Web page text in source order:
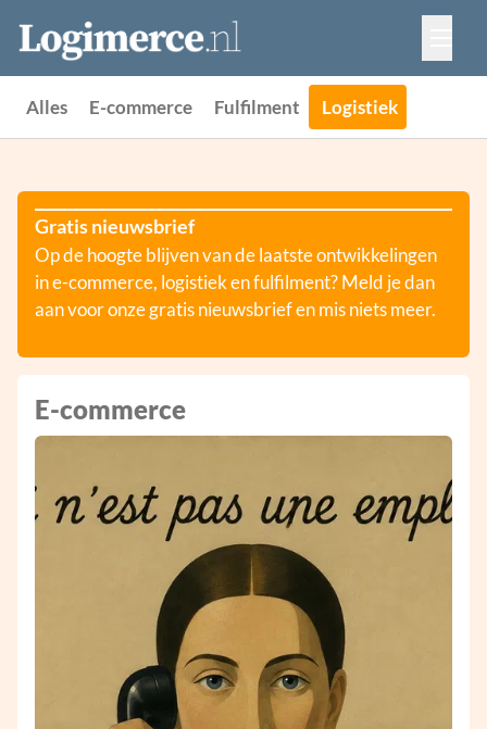
Vacatures
Events
Alles E-commerce Fulfilment Logistiek
Gratis nieuwsbrief
Op de hoogte blijven van de laatste ontwikkelingen
in e-commerce, logistiek en fulfilment? Meld je dan
aan voor onze gratis nieuwsbrief en mis niets meer.
E-commerce